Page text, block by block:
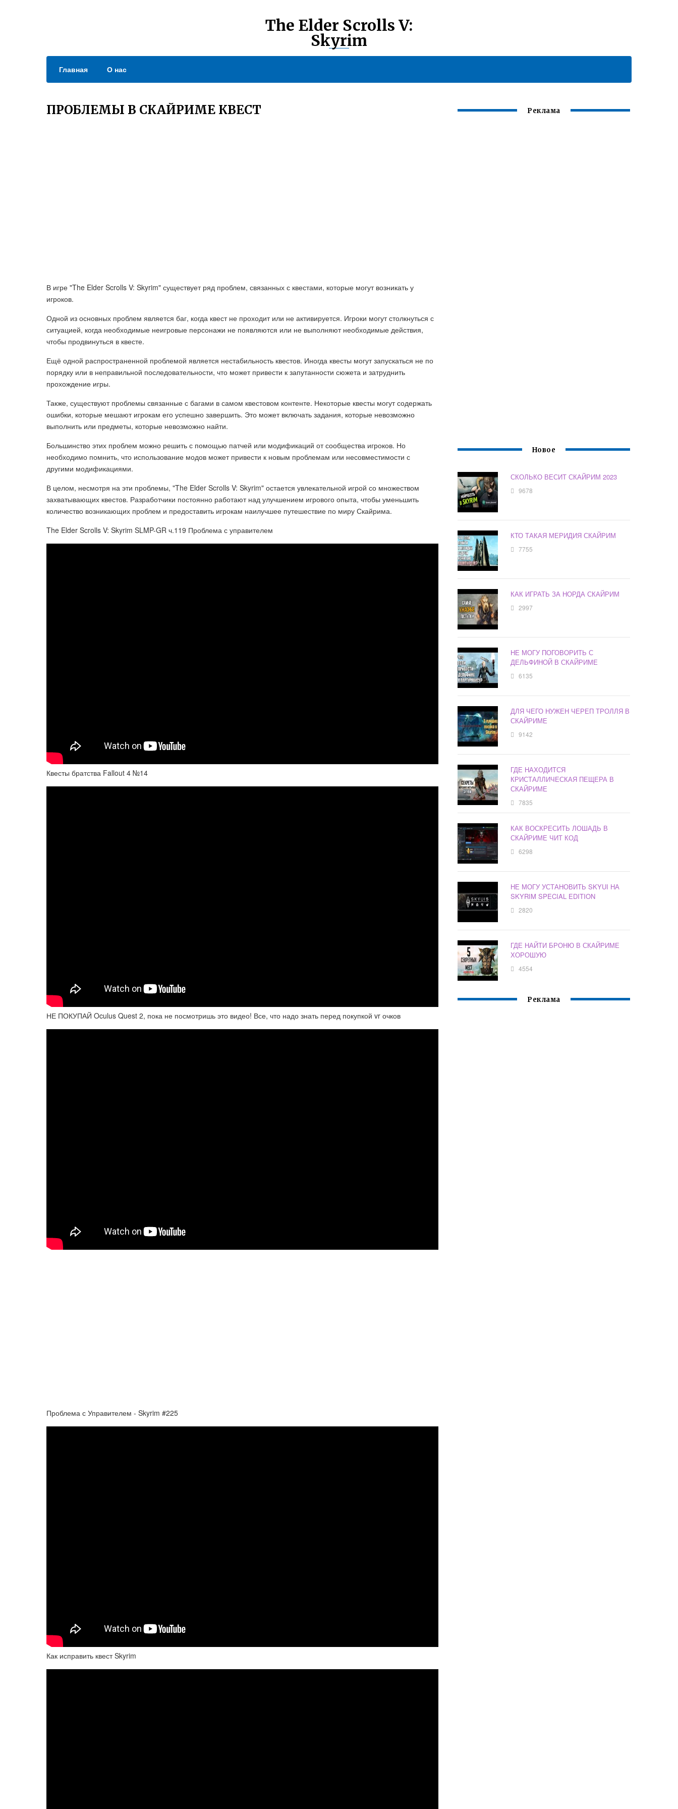
The Elder Scrolls V:
Skyrim
Главная О нас
ПРОБЛЕМЫ В СКАЙРИМЕ КВЕСТ
В игре "The Elder Scrolls V: Skyrim" существует ряд проблем, связанных с квестами, которые могут возникать у
игроков.
Одной из основных проблем является баг, когда квест не проходит или не активируется. Игроки могут столкнуться с
ситуацией, когда необходимые неигровые персонажи не появляются или не выполняют необходимые действия,
чтобы продвинуться в квесте.
Ещё одной распространенной проблемой является нестабильность квестов. Иногда квесты могут запускаться не по
порядку или в неправильной последовательности, что может привести к запутанности сюжета и затруднить
прохождение игры.
Также, существуют проблемы связанные с багами в самом квестовом контенте. Некоторые квесты могут содержать
ошибки, которые мешают игрокам его успешно завершить. Это может включать задания, которые невозможно
выполнить или предметы, которые невозможно найти.
Большинство этих проблем можно решить с помощью патчей или модификаций от сообщества игроков. Но
необходимо помнить, что использование модов может привести к новым проблемам или несовместимости с
другими модификациями.
В целом, несмотря на эти проблемы, "The Elder Scrolls V: Skyrim" остается увлекательной игрой со множеством
захватывающих квестов. Разработчики постоянно работают над улучшением игрового опыта, чтобы уменьшить
количество возникающих проблем и предоставить игрокам наилучшее путешествие по миру Скайрима.
The Elder Scrolls V: Skyrim SLMP-GR ч.119 Проблема с управителем
Квесты братства Fallout 4 №14
НЕ ПОКУПАЙ Oculus Quest 2, пока не посмотришь это видео! Все, что надо знать перед покупкой vr очков
Проблема с Управителем - Skyrim #225
Как исправить квест Skyrim
Реклама
Новое
СКОЛЬКО ВЕСИТ СКАЙРИМ 2023
9678
КТО ТАКАЯ МЕРИДИЯ СКАЙРИМ
7755
КАК ИГРАТЬ ЗА НОРДА СКАЙРИМ
2997
НЕ МОГУ ПОГОВОРИТЬ С
ДЕЛЬФИНОЙ В СКАЙРИМЕ
6135
ДЛЯ ЧЕГО НУЖЕН ЧЕРЕП ТРОЛЛЯ В
СКАЙРИМЕ
9142
ГДЕ НАХОДИТСЯ
КРИСТАЛЛИЧЕСКАЯ ПЕЩЕРА В
СКАЙРИМЕ
7835
КАК ВОСКРЕСИТЬ ЛОШАДЬ В
СКАЙРИМЕ ЧИТ КОД
6298
НЕ МОГУ УСТАНОВИТЬ SKYUI НА
SKYRIM SPECIAL EDITION
2820
ГДЕ НАЙТИ БРОНЮ В СКАЙРИМЕ
ХОРОШУЮ
4554
Реклама